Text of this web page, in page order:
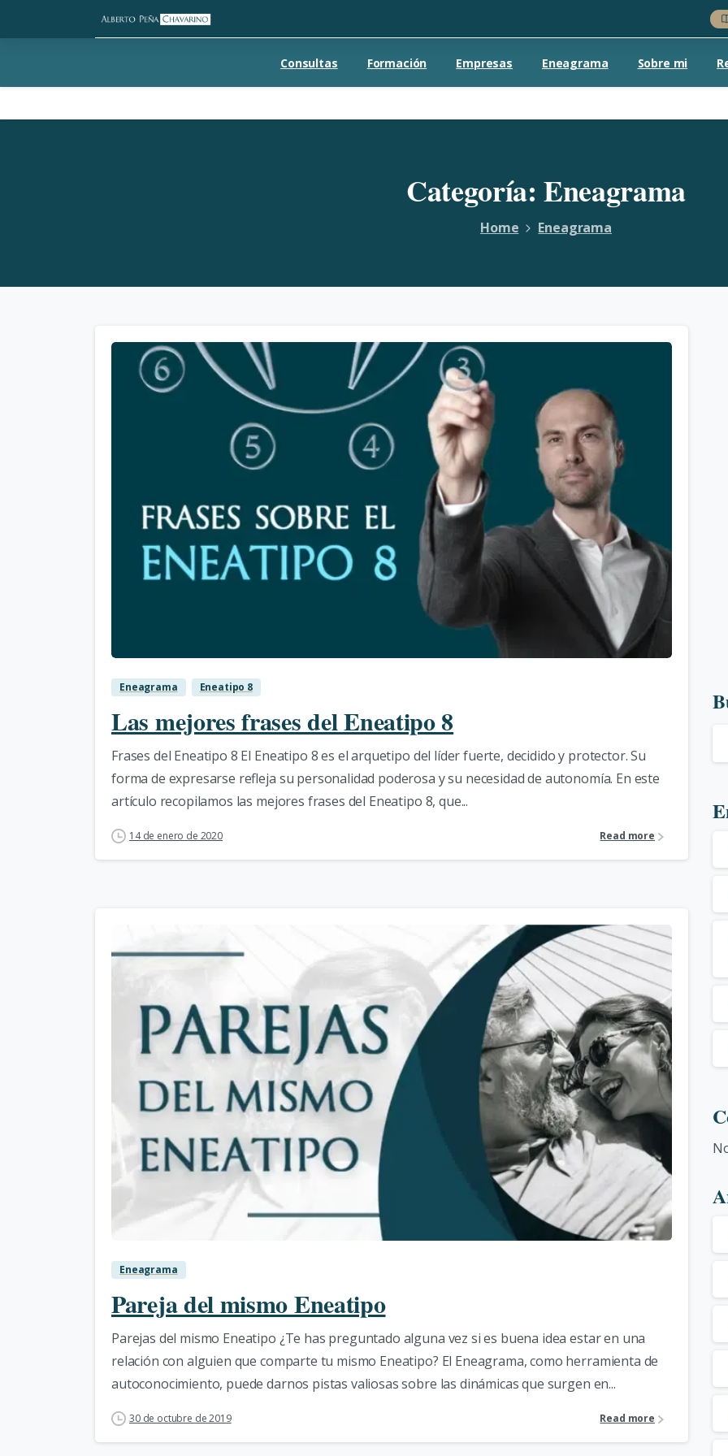
Consultas Formación Empresas Eneagrama Sobre mi
Categoría: Eneagrama
Home Eneagrama
Eneagrama Eneatipo 8
Las mejores frases del Eneatipo 8
Frases del Eneatipo 8 El Eneatipo 8 es el arquetipo del líder fuerte, decidido y protector. Su
forma de expresarse refleja su personalidad poderosa y su necesidad de autonomía. En este
artículo recopilamos las mejores frases del Eneatipo 8, que...
14 de enero de 2020 Read more
0
Eneagrama
Pareja del mismo Eneatipo
Parejas del mismo Eneatipo ¿Te has preguntado alguna vez si es buena idea estar en una
relación con alguien que comparte tu mismo Eneatipo? El Eneagrama, como herramienta de
autoconocimiento, puede darnos pistas valiosas sobre las dinámicas que surgen en...
30 de octubre de 2019 Read more